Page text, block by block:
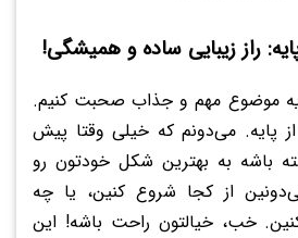
راز زیبایی ساده و همیشگی!
یه موضوع مهم و جذاب صحبت کنیم.
پایه. می‌دونم که خیلی وقتا پیش
باشه به بهترین شکل خودتون رو
از کجا شروع کنین، یا چه
خب، خیالتون راحت باشه! این